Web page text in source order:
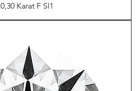
0,30 Karat F SI1